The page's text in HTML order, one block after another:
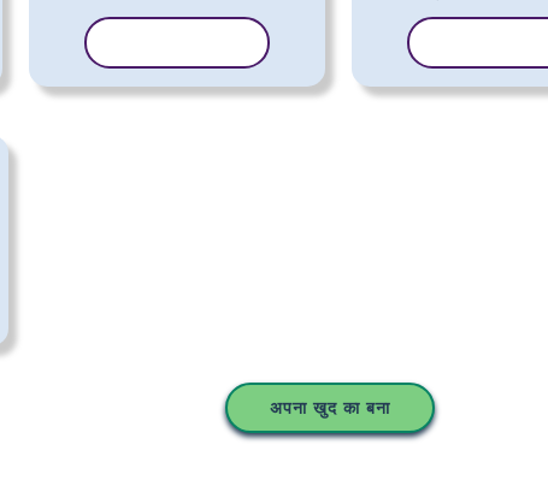
अपना खुद का बना